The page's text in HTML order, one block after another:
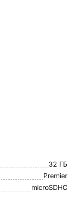
32 ГБ
Premier
microSDHC